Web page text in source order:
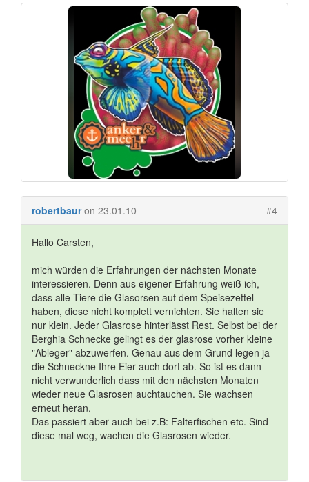
robertbaur on 23.01.10 #4
Hallo Carsten,
mich würden die Erfahrungen der nächsten Monate
interessieren. Denn aus eigener Erfahrung weiß ich,
dass alle Tiere die Glasorsen auf dem Speisezettel
haben, diese nicht komplett vernichten. Sie halten sie
nur klein. Jeder Glasrose hinterlässt Rest. Selbst bei der
Berghia Schnecke gelingt es der glasrose vorher kleine
"Ableger" abzuwerfen. Genau aus dem Grund legen ja
die Schneckne Ihre Eier auch dort ab. So ist es dann
nicht verwunderlich dass mit den nächsten Monaten
wieder neue Glasrosen auchtauchen. Sie wachsen
erneut heran.
Das passiert aber auch bei z.B: Falterfischen etc. Sind
diese mal weg, wachen die Glasrosen wieder.